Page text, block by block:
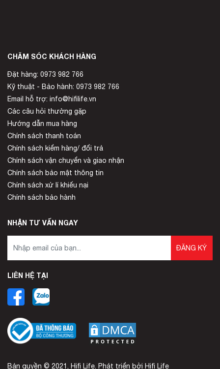
CHĂM SÓC KHÁCH HÀNG
Đặt hàng: 0973 982 766
Kỹ thuật - Bảo hành: 0973 982 766
Email hỗ trợ: info@hifilife.vn
Các câu hỏi thường gặp
Hướng dẫn mua hàng
Chính sách thanh toán
Chính sách kiểm hàng/ đổi trả
Chính sách vận chuyển và giao nhận
Chính sách bảo mật thông tin
Chính sách xử lí khiếu nại
Chính sách bảo hành
NHẬN TƯ VẤN NGAY
ĐĂNG KÝ
LIÊN HỆ TẠI
Bản quyền © 2021, Hifi Life. Phát triển bởi Hifi Life